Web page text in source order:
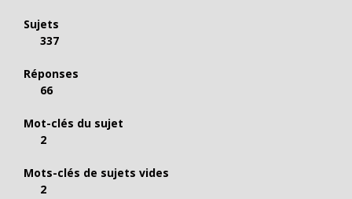
Sujets
337
Réponses
66
Mot-clés du sujet
2
Mots-clés de sujets vides
2